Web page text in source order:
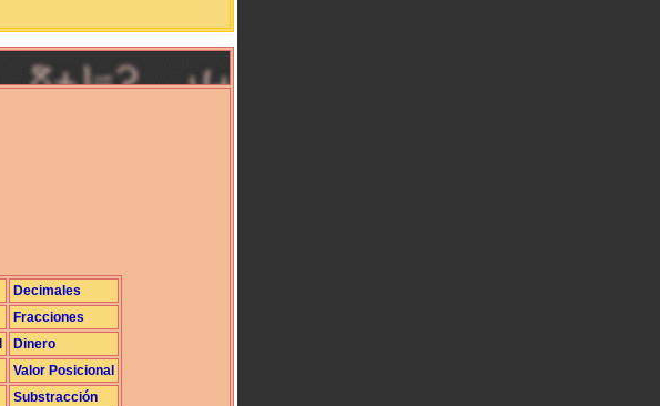
Decimales
Fracciones
Dinero
Valor Posicional
Substracción